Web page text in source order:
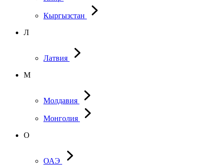
Кыргызстан
Л
Латвия
М
Молдавия
Монголия
О
ОАЭ